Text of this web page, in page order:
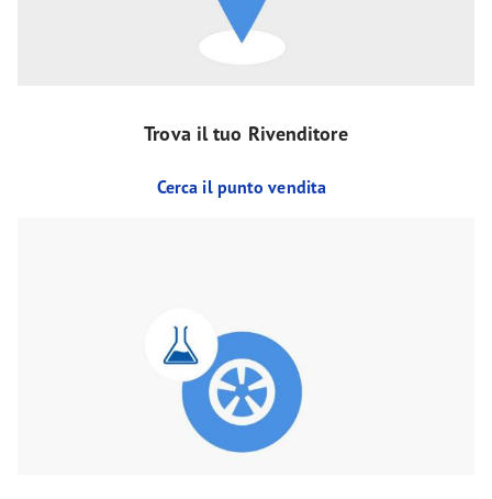
Trova il tuo Rivenditore
Cerca il punto vendita